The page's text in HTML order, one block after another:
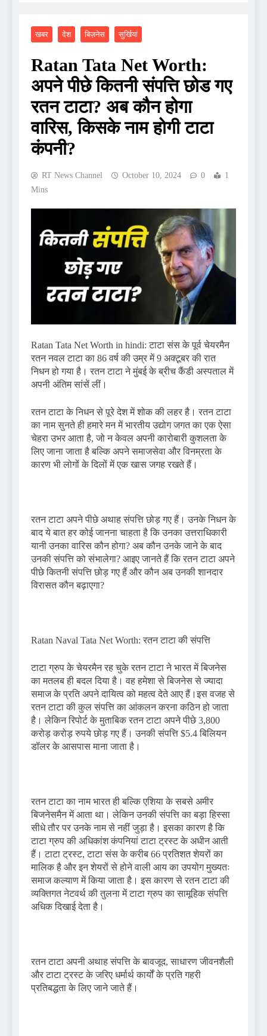
खबर देश बिज़नेस सुर्खियां
Ratan Tata Net Worth:
अपने पीछे कितनी संपत्ति छोड गए
रतन टाटा? अब कौन होगा
वारिस, किसके नाम होगी टाटा
कंपनी?
RT News Channel October 10, 2024 0
1
Mins
Ratan Tata Net Worth in hindi: टाटा संस के पूर्व चेयरमैन
रतन नवल टाटा का 86 वर्ष की उम्र में 9 अक्टूबर की रात
निधन हो गया है। रतन टाटा ने मुंबई के ब्रीच कैंडी अस्पताल में
अपनी अंतिम सांसें लीं।
रतन टाटा के निधन से पूरे देश में शोक की लहर है। रतन टाटा
का नाम सुनते ही हमारे मन में भारतीय उद्योग जगत का एक ऐसा
चेहरा उभर आता है, जो न केवल अपनी कारोबारी कुशलता के
लिए जाना जाता है बल्कि अपने समाजसेवा और विनम्रता के
कारण भी लोगों के दिलों में एक खास जगह रखते हैं।
रतन टाटा अपने पीछे अथाह संपत्ति छोड़ गए हैं। उनके निधन के
बाद ये बात हर कोई जानना चाहता है कि उनका उत्तराधिकारी
यानी उनका वारिस कौन होगा? अब कौन उनके जाने के बाद
उनकी संपत्ति को संभालेगा? आइए जानते हैं कि रतन टाटा अपने
पीछे कितनी संपत्ति छोड़ गए हैं और कौन अब उनकी शानदार
विरासत कौन बढ़ाएगा?
Ratan Naval Tata Net Worth: रतन टाटा की संपत्ति
टाटा ग्रुप के चेयरमैन रह चुके रतन टाटा ने भारत में बिजनेस
का मतलब ही बदल दिया है। वह हमेशा से बिजनेस से ज्यादा
समाज के प्रति अपने दायित्व को महत्व देते आए हैं।इस वजह से
रतन टाटा की कुल संपत्ति का आंकलन करना कठिन हो जाता
है। लेकिन रिपोर्ट के मुताबिक रतन टाटा अपने पीछे 3,800
करोड़ करोड़ रुपये छोड़ गए हैं। उनकी संपत्ति $5.4 बिलियन
डॉलर के आसपास माना जाता है।
रतन टाटा का नाम भारत ही बल्कि एशिया के सबसे अमीर
बिजनेसमैन में आता था। लेकिन उनकी संपत्ति का बड़ा हिस्सा
सीधे तौर पर उनके नाम से नहीं जुड़ा है। इसका कारण है कि
टाटा ग्रुप की अधिकांश कंपनियां टाटा ट्रस्ट के अधीन आती
हैं। टाटा ट्रस्ट, टाटा संस के करीब 66 प्रतिशत शेयरों का
मालिक है और इन शेयरों से होने वाली आय का उपयोग मुख्यतः
समाज कल्याण में किया जाता है। इस कारण से रतन टाटा की
व्यक्तिगत नेटवर्थ की तुलना में टाटा ग्रुप का सामूहिक संपत्ति
अधिक दिखाई देता है।
रतन टाटा अपनी अथाह संपत्ति के बावजूद, साधारण जीवनशैली
और टाटा ट्रस्ट के जरिए धर्मार्थ कार्यों के प्रति गहरी
प्रतिबद्धता के लिए जाने जाते हैं।